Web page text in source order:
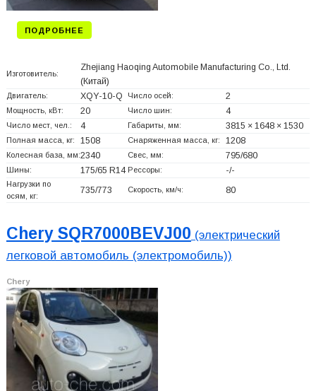
ПОДРОБНЕЕ
Изготовитель:
Zhejiang Haoqing Automobile Manufacturing Co., Ltd.
(Китай)
Двигатель: XQY-10-Q Число осей: 2
Мощность, кВт: 20 Число шин: 4
Число мест, чел.: 4 Габариты, мм: 3815 × 1648 × 1530
Полная масса, кг: 1508 Снаряженная масса, кг: 1208
Колесная база, мм:2340 Свес, мм: 795/680
Шины: 175/65 R14 Рессоры: -/-
Нагрузки по
осям, кг:
735/773 Скорость, км/ч: 80
Chery SQR7000BEVJ00 (электрический
легковой автомобиль (электромобиль))
Chery